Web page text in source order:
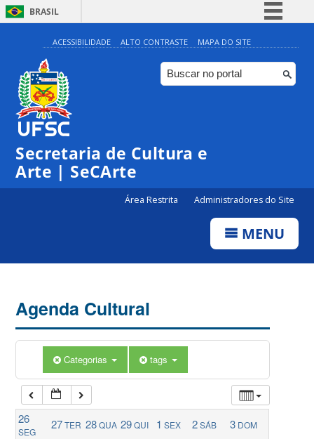
BRASIL
Simplifique!
Comunica BR
Participe
ACESSIBILIDADE ALTO CONTRASTE MAPA DO SITE
Secretaria de Cultura e
Arte | SeCArte
Área Restrita Administradores do Site
MENU
Agenda Cultural
Categorias tags
26
SEG
27TER 28QUA 29QUI 1 SEX 2SÁB 3 DOM